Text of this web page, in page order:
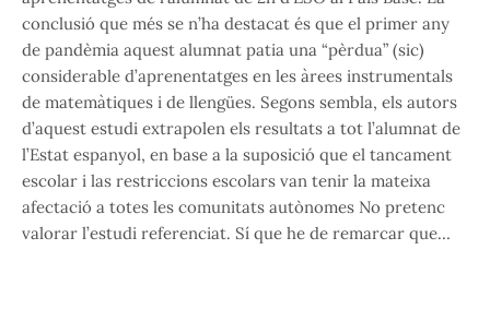
conclusió que més se n’ha destacat és que el primer any
de pandèmia aquest alumnat patia una “pèrdua” (sic)
considerable d’aprenentatges en les àrees instrumentals
de matemàtiques i de llengües. Segons sembla, els autors
d’aquest estudi extrapolen els resultats a tot l’alumnat de
l’Estat espanyol, en base a la suposició que el tancament
escolar i las restriccions escolars van tenir la mateixa
afectació a totes les comunitats autònomes No pretenc
valorar l’estudi referenciat. Sí que he de remarcar que…